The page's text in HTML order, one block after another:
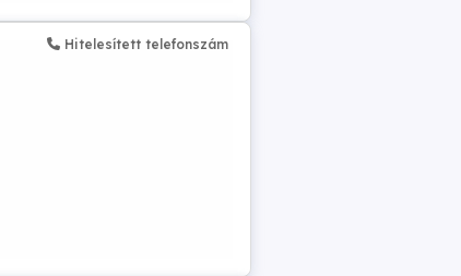
Hitelesített telefonszám